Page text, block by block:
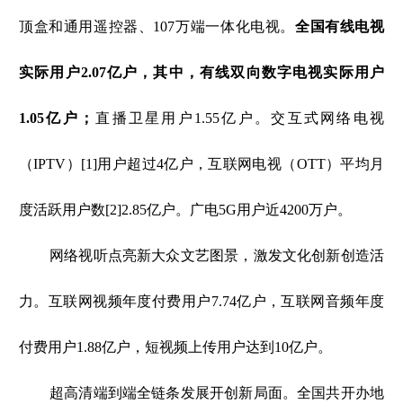
顶盒和通用遥控器、107万端一体化电视。 全国有线电视
实际用户2.07亿户，其中，有线双向数字电视实际用户
1.05亿户； 直播卫星用户1.55亿户。交互式网络电视
（IPTV）[1]用户超过4亿户，互联网电视（OTT）平均月
度活跃用户数[2]2.85亿户。广电5G用户近4200万户。
网络视听点亮新大众文艺图景，激发文化创新创造活
力。互联网视频年度付费用户7.74亿户，互联网音频年度
付费用户1.88亿户，短视频上传用户达到10亿户。
超高清端到端全链条发展开创新局面。全国共开办地